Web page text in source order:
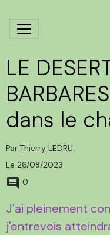
LE
dans le
Par Thierry LEDRU
Le 26/08/2023
0
J'ai pleinement
j'entrevois